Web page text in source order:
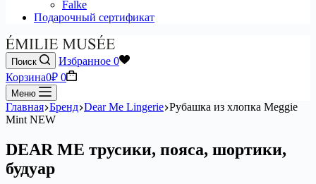
Falke
Подарочный сертификат
Поиск Избранное 0
Корзина0₽ 0
Меню
Главная Бренд Dear Me Lingerie Рубашка из хлопка Meggie
Mint NEW
DEAR ME трусики, пояса, шортики,
будуар